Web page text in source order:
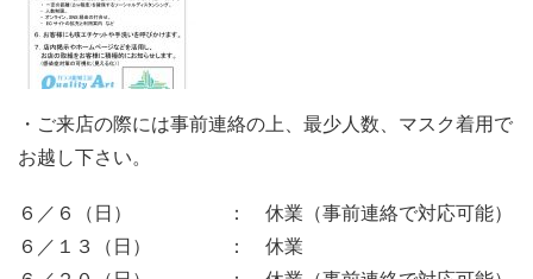
・ご来店の際には事前連絡の上、最少人数、マスク着用で
お越し下さい。
６／６（日） ： 休業（事前連絡で対応可能）
６／１３（日） ： 休業